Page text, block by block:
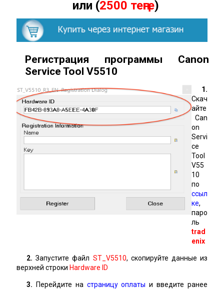
или (2500 теңге)
Регистрация программы Canon
Service Tool V5510
1.
Скач
айте
Can
on
Servi
ce
Tool
V55
10
по
ссыл
ке,
паро
ль
trad
enix
2. Запустите файл ST_V5510, скопируйте данные из
верхней строки Hardware ID
3. Перейдите на страницу оплаты и введите ранее